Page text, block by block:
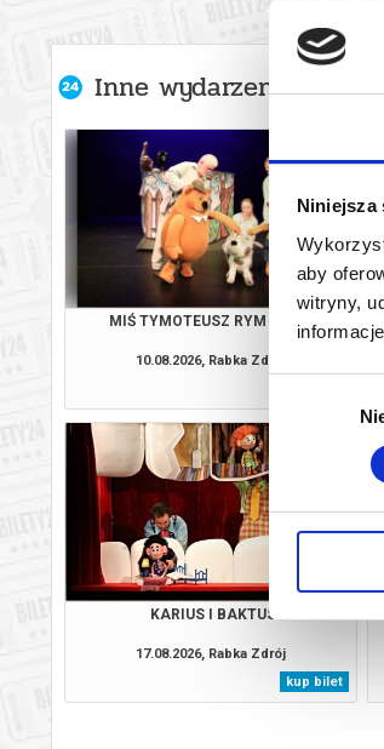
Niniejsza
aby
witryny,
zgody
Inne wydarzenia
MIŚ TYMOTEUSZ RYM CIM CI
10.08.2026, Rabka Zdrój
KARIUS I BAKTUS
17.08.2026, Rabka Zdrój
kup bilet